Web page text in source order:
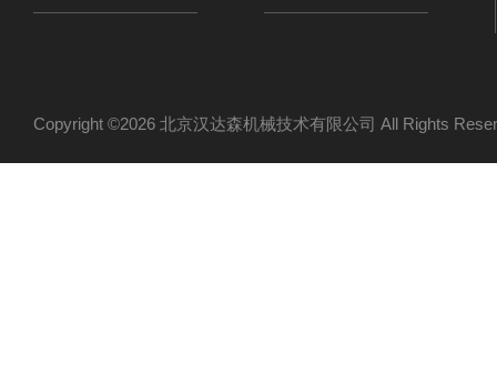
Copyright ©2026 北京汉达森机械技术有限公司 All Rights